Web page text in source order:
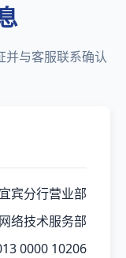
并与客服联系确认
宾分行营业部
络技术服务部
0000 10206